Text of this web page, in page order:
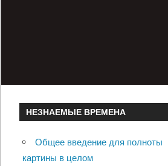
НЕЗНАЕМЫЕ ВРЕМЕНА
Общее введение для полноты
картины в целом